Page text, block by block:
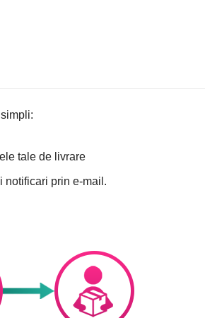
tale de livrare
notificari prin e-mail.